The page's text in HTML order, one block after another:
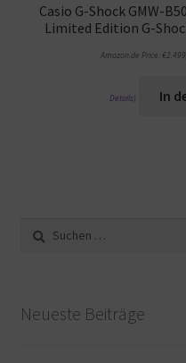
Casio G-Shock GMW-
Limited Edition G-
Amazon.de Price: €
Details In
nach:
Neueste Beiträge